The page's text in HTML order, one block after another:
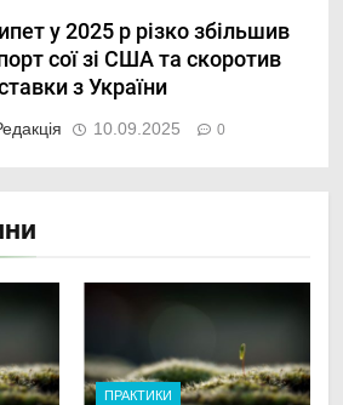
у 2025 р різко збільшив
сої зі США та скоротив
з України
10.09.2025 0
ПРАКТИКИ